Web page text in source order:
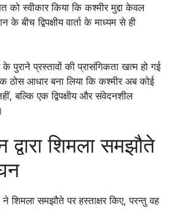
को स्वीकार किया कि कश्मीर मुद्दा केवल
के बीच द्विपक्षीय वार्ता के माध्यम से ही
पुराने प्रस्तावों की प्रासंगिकता खत्म हो गई
ठोस आधार बना लिया कि कश्मीर अब कोई
बल्कि एक द्विपक्षीय और संवेदनशील
द्वारा शिमला समझौते
ने शिमला समझौते पर हस्ताक्षर किए, परन्तु वह